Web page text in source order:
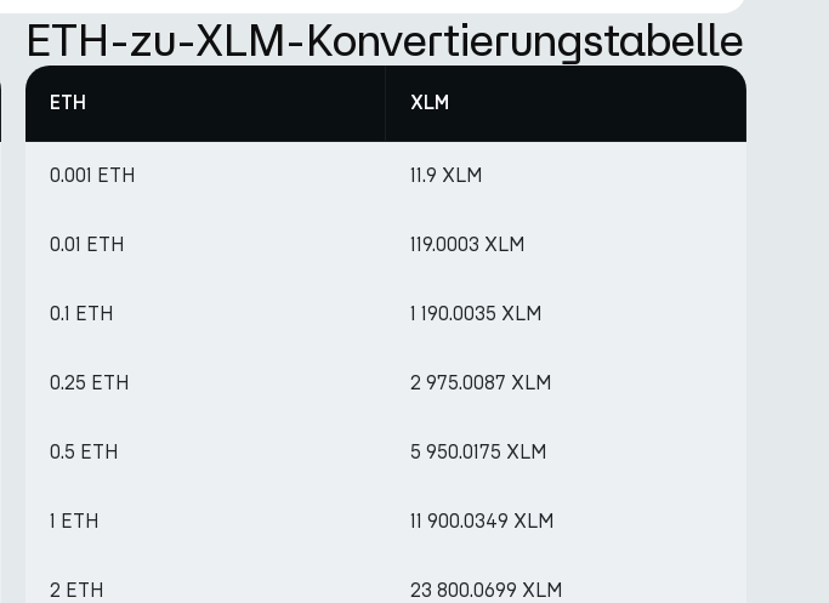
ETH-zu-XLM-Konvertierungstabelle
ETH XLM
0.001 ETH 11.9 XLM
0.01 ETH 119.0003 XLM
0.1 ETH 1 190.0035 XLM
0.25 ETH 2 975.0087 XLM
0.5 ETH 5 950.0175 XLM
1 ETH 11 900.0349 XLM
2 ETH 23 800.0699 XLM